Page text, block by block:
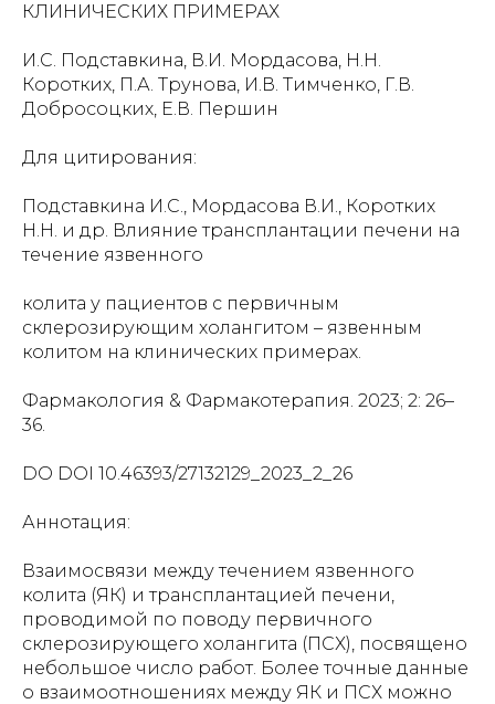
КЛИНИЧЕСКИХ ПРИМЕРАХ
И.С. Подставкина, В.И. Мордасова, Н.Н.
Коротких, П.А. Трунова, И.В. Тимченко, Г.В.
Добросоцких, Е.В. Першин
Для цитирования:
Подставкина И.С., Мордасова В.И., Коротких
Н.Н. и др. Влияние трансплантации печени на
течение язвенного
колита у пациентов с первичным
склерозирующим холангитом – язвенным
колитом на клинических примерах.
Фармакология & Фармакотерапия. 2023; 2: 26–
36.
DO DOI 10.46393/27132129_2023_2_26
Аннотация:
Взаимосвязи между течением язвенного
колита (ЯК) и трансплантацией печени,
проводимой по поводу первичного
склерозирующего холангита (ПСХ), посвящено
небольшое число работ. Более точные данные
о взаимоотношениях между ЯК и ПСХ можно